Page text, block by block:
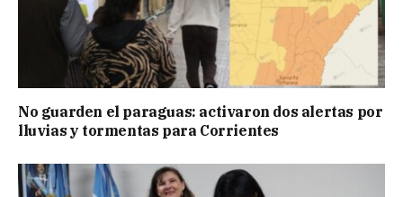
No guarden el paraguas: activaron dos alertas por
lluvias y tormentas para Corrientes